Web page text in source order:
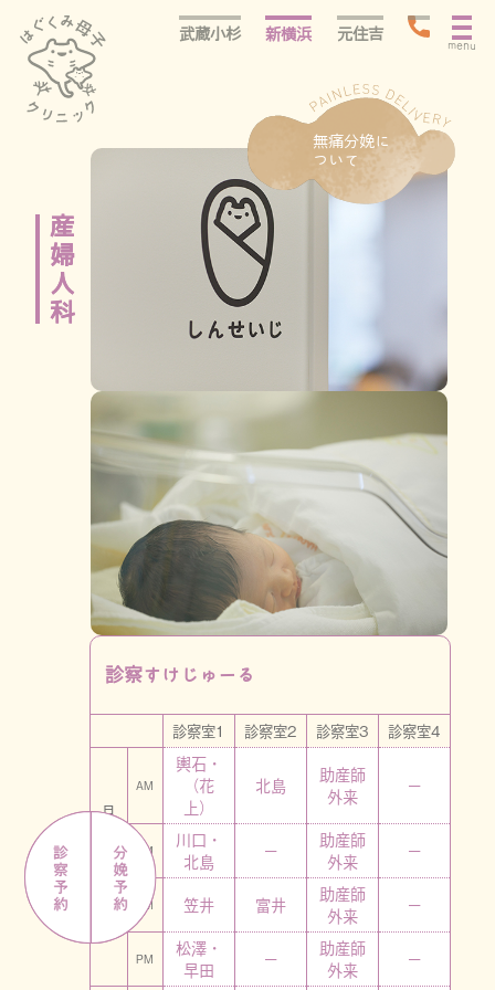
武蔵小杉 新横浜 元住吉
menu
はぐくみの医療
はぐくみのホスピタリティ
院長メッセージ
スタッフ紹介
はぐくみの紹介動画
FAQ
& PARTNERS
診察すけじゅーる
診察室1 診察室2 診察室3 診察室4
月
AM
輿石・
（花
上）
北島
助産師
外来
ー
PM
川口・
北島
ー
助産師
外来
ー
火
AM 笠井 富井
助産師
外来
ー
PM
松澤・
早田
ー
助産師
外来
ー
無痛分娩に
ついて
産婦人科